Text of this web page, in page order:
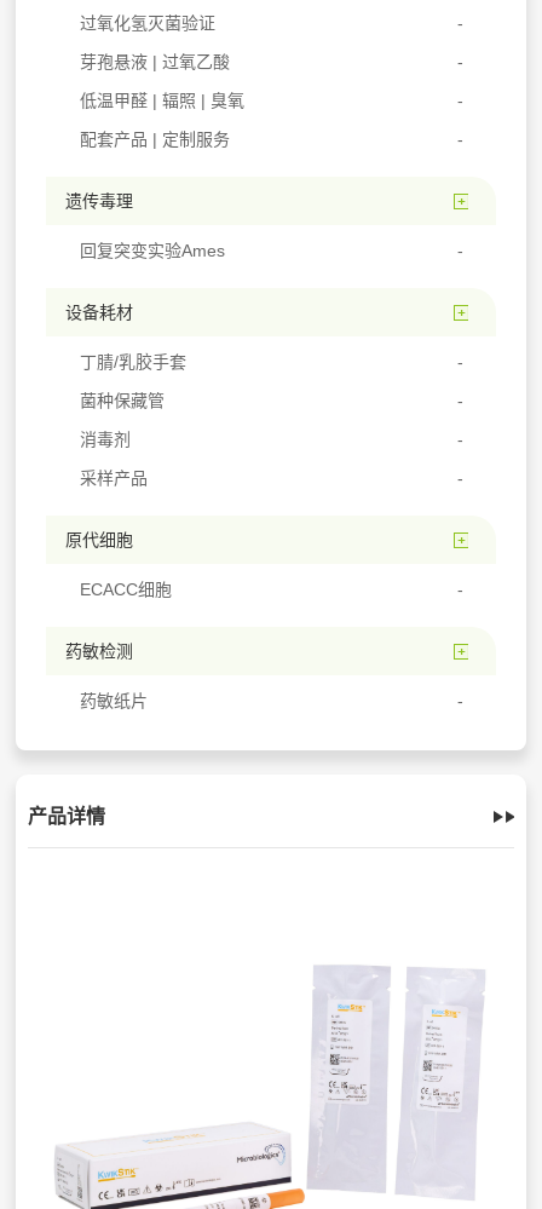
过氧化氢灭菌验证
芽孢悬液 | 过氧乙酸
低温甲醛 | 辐照 | 臭氧
配套产品 | 定制服务
遗传毒理
回复突变实验Ames
设备耗材
丁腈/乳胶手套
菌种保藏管
消毒剂
采样产品
原代细胞
ECACC细胞
药敏检测
药敏纸片
产品详情